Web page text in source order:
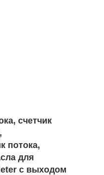
счетчик
потока,
для
с выходом